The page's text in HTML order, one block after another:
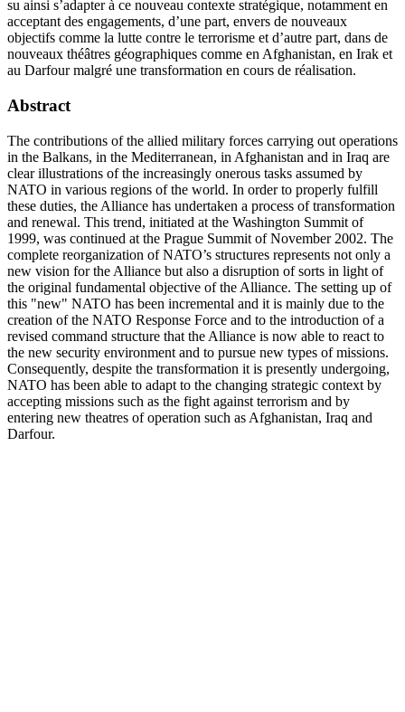
su ainsi s’adapter à ce nouveau contexte stratégique, notamment en
acceptant des engagements, d’une part, envers de nouveaux
objectifs comme la lutte contre le terrorisme et d’autre part, dans de
nouveaux théâtres géographiques comme en Afghanistan, en Irak et
au Darfour malgré une transformation en cours de réalisation.
Abstract
The contributions of the allied military forces carrying out operations
in the Balkans, in the Mediterranean, in Afghanistan and in Iraq are
clear illustrations of the increasingly onerous tasks assumed by
NATO in various regions of the world. In order to properly fulfill
these duties, the Alliance has undertaken a process of transformation
and renewal. This trend, initiated at the Washington Summit of
1999, was continued at the Prague Summit of November 2002. The
complete reorganization of NATO’s structures represents not only a
new vision for the Alliance but also a disruption of sorts in light of
the original fundamental objective of the Alliance. The setting up of
this "new" NATO has been incremental and it is mainly due to the
creation of the NATO Response Force and to the introduction of a
revised command structure that the Alliance is now able to react to
the new security environment and to pursue new types of missions.
Consequently, despite the transformation it is presently undergoing,
NATO has been able to adapt to the changing strategic context by
accepting missions such as the fight against terrorism and by
entering new theatres of operation such as Afghanistan, Iraq and
Darfour.